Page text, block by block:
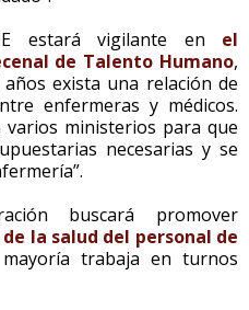
estará vigilante en el
de Talento Humano,
exista una relación de
enfermeras y médicos.
ministerios para que
necesarias y se
buscará promover
la salud del personal de
trabaja en turnos